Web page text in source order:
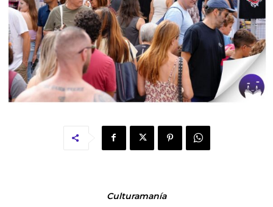
Culturamanía